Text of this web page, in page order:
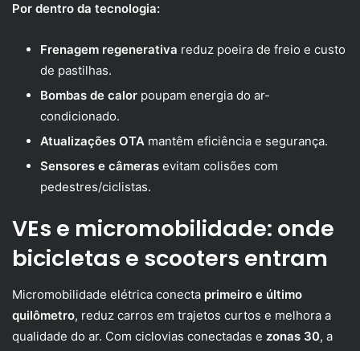
Por dentro da tecnologia:
Frenagem regenerativa reduz poeira de freio e custo
de pastilhas.
Bombas de calor poupam energia do ar-
condicionado.
Atualizações OTA mantêm eficiência e segurança.
Sensores e câmeras evitam colisões com
pedestres/ciclistas.
VEs e micromobilidade: onde
bicicletas e scooters entram
Micromobilidade elétrica conecta primeiro e último
quilômetro, reduz carros em trajetos curtos e melhora a
qualidade do ar. Com ciclovias conectadas e zonas 30, a